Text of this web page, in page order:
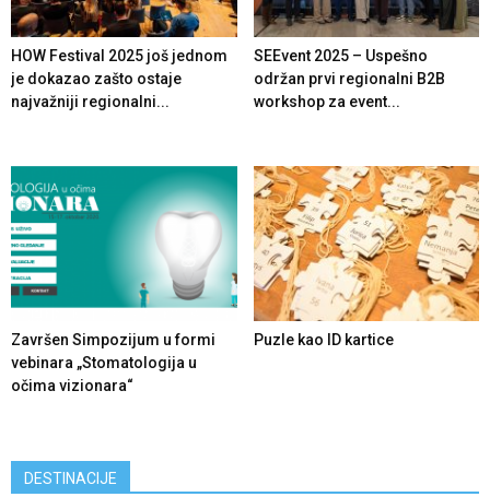
HOW Festival 2025 još jednom
je dokazao zašto ostaje
najvažniji regionalni...
SEEvent 2025 – Uspešno
održan prvi regionalni B2B
workshop za event...
Završen Simpozijum u formi
vebinara „Stomatologija u
očima vizionara“
Puzle kao ID kartice
DESTINACIJE